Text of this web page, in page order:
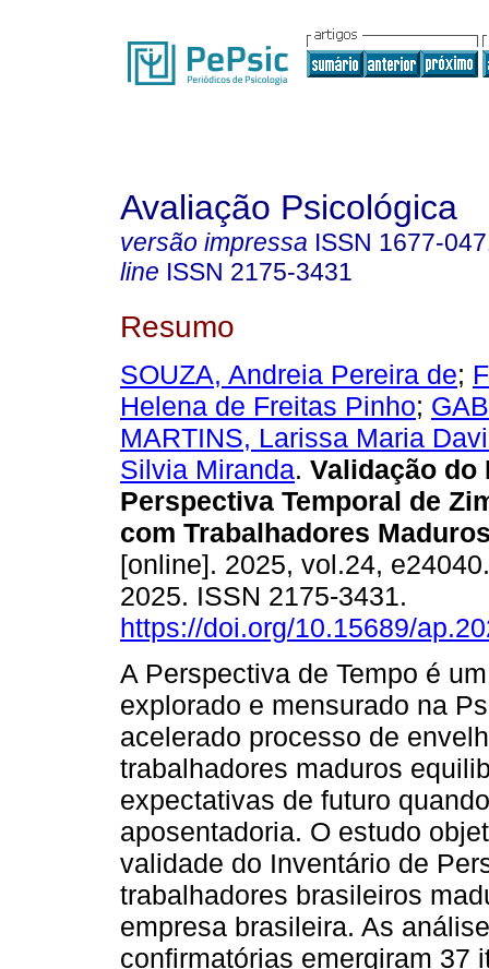
Avaliação Psicológica
versão impressa ISSN 1677-
line ISSN 2175-3431
Resumo
SOUZA, Andreia Pereira de;
Helena de Freitas Pinho;
MARTINS, Larissa Maria
Silvia Miranda. Validação do
Perspectiva Temporal de
com Trabalhadores
[online]. 2025, vol.24,
2025. ISSN 2175-3431.
https://doi.org/10.15689/
A Perspectiva de Tempo é
explorado e mensurado na
acelerado processo de
trabalhadores maduros
expectativas de futuro
aposentadoria. O estudo
validade do Inventário de
trabalhadores brasileiros
empresa brasileira. As
confirmatórias emergiram 37